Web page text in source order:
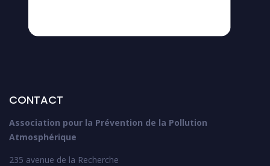
CONTACT
Association pour la Prévention de la Pollution
Atmosphérique
235 avenue de la Recherche